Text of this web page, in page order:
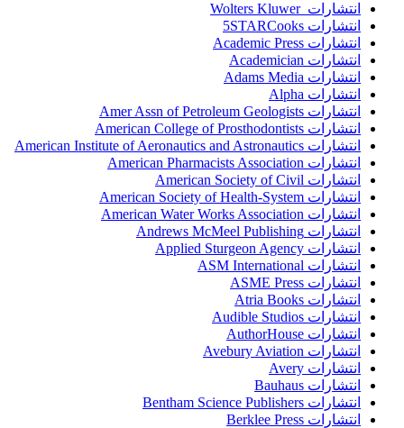
انتشارات Wolters Kluwer
انتشارات 5STARCooks
انتشارات Academic Press
انتشارات Academician
انتشارات Adams Media
انتشارات Alpha
انتشارات Amer Assn of Petroleum Geologists
انتشارات American College of Prosthodontists
انتشارات American Institute of Aeronautics and Astronautics
انتشارات American Pharmacists Association
انتشارات American Society of Civil
انتشارات American Society of Health-System
انتشارات American Water Works Association
انتشارات Andrews McMeel Publishing
انتشارات Applied Sturgeon Agency
انتشارات ASM International
انتشارات ASME Press
انتشارات Atria Books
انتشارات Audible Studios
انتشارات AuthorHouse
انتشارات Avebury Aviation
انتشارات Avery
انتشارات Bauhaus
انتشارات Bentham Science Publishers
انتشارات Berklee Press